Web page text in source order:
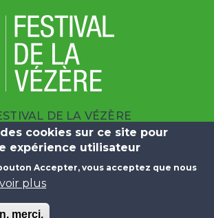
DE LA VÉZÈRE
DU SALAN 19100 BRIVE
| +33 (0)5 55 23 25 09
page
Plan du Site
cookies sur ce site pour
expérience utilisateur
Accepter, vous acceptez que nous
plus
merci.